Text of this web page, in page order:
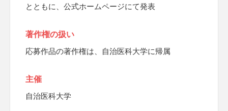
とともに、公式ホームページにて発表
著作権の扱い
応募作品の著作権は、自治医科大学に帰属
主催
自治医科大学